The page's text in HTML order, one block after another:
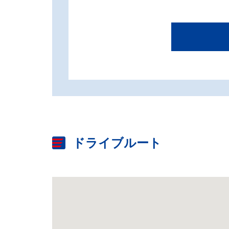
ドライブルート